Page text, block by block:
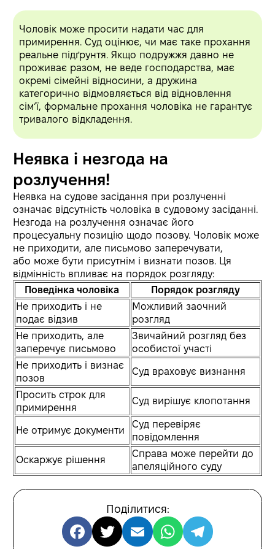
Чоловік може просити надати час для
примирення. Суд оцінює, чи має таке прохання
реальне підґрунтя. Якщо подружжя давно не
проживає разом, не веде господарства, має
окремі сімейні відносини, а дружина
категорично відмовляється від відновлення
сім’ї, формальне прохання чоловіка не гарантує
тривалого відкладення.
Неявка і незгода на
розлучення!
Неявка на судове засідання при розлученні
означає відсутність чоловіка в судовому засіданні.
Незгода на розлучення означає його
процесуальну позицію щодо позову. Чоловік може
не приходити, але письмово заперечувати,
або може бути присутнім і визнати позов. Ця
відмінність впливає на порядок розгляду:
Поведінка чоловіка
Порядок розгляду
Не приходить і не
подає відзив
Можливий заочний
розгляд
Не приходить, але
заперечує письмово
Звичайний розгляд без
особистої участі
Не приходить і визнає
позов
Суд враховує визнання
Просить строк для
примирення
Суд вирішує клопотання
Не отримує документи
Суд перевіряє
повідомлення
Оскаржує рішення
Справа може перейти до
апеляційного суду
Поділитися: